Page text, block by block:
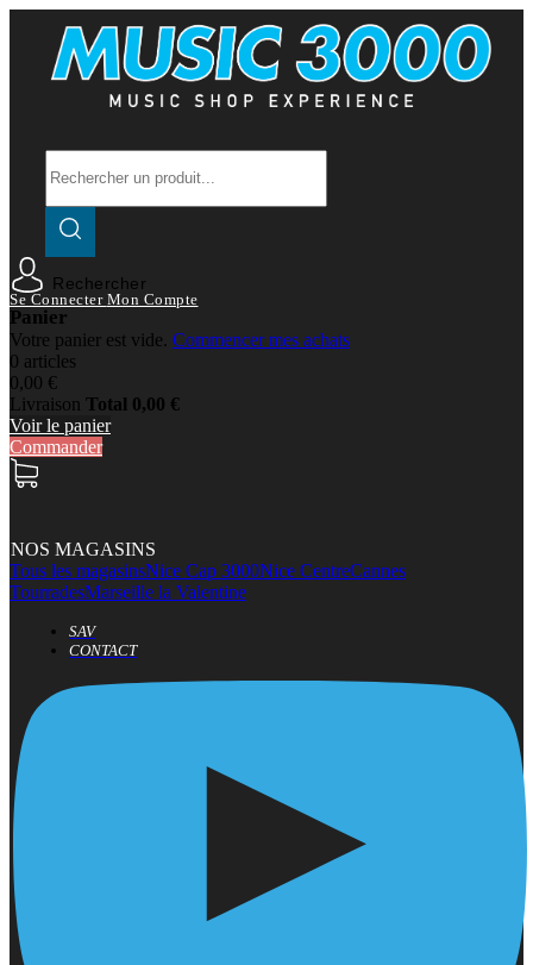
Rechercher
Se Connecter Mon Compte
Panier
Votre panier est vide. Commencer mes achats
0 articles
0,00 €
Livraison Total 0,00 €
Voir le panier
Commander
NOS MAGASINS
Tous les magasinsNice Cap 3000Nice CentreCannes
TourradesMarseille la Valentine
SAV
CONTACT